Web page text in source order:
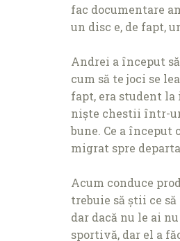
fac documentare
un disc e, de fapt,
Andrei a început
cum să te joci se
fapt, era student la
niște chestii într-
bune. Ce a
migrat spre
Acum conduce
trebuie să știi ce
dar dacă nu le ai
sportivă, dar el a